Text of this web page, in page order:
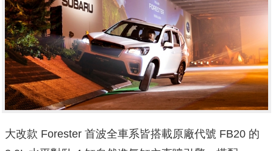
大改款 Forester 首波全車系皆搭載原廠代號 FB20 的